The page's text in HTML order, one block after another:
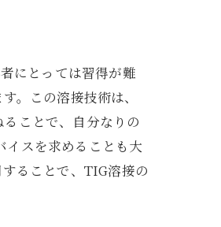
にとっては習得が難
。この溶接技術は、
ことで、自分なりの
イスを求めることも大
ることで、TIG溶接の